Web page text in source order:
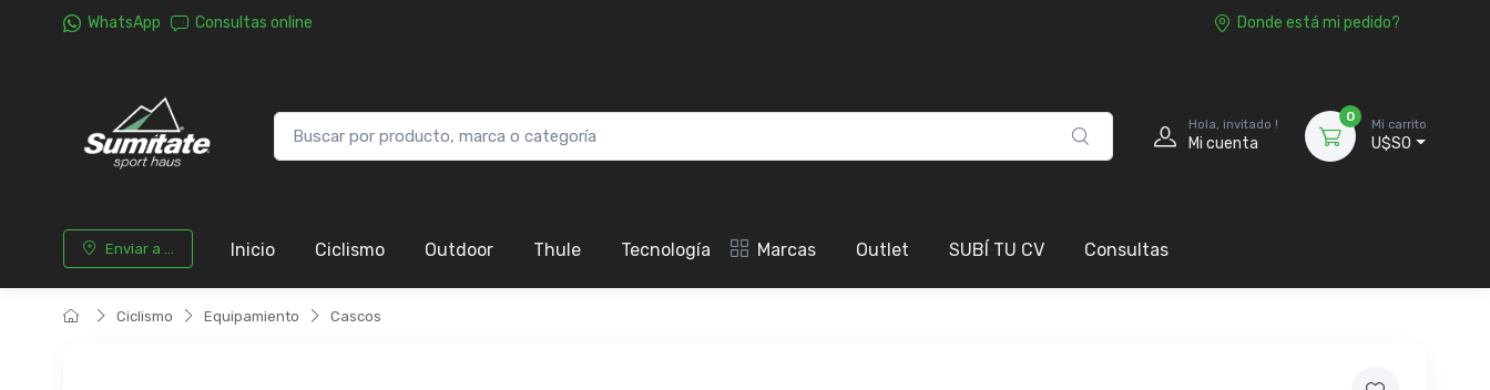
WhatsApp Consultas online Donde está mi pedido?
Hola, invitado !
Mi cuenta
0
Mi carrito
U$S0
Enviar a ... Inicio Ciclismo Outdoor Thule Tecnología Marcas Outlet SUBÍ TU CV Consultas
Ciclismo Equipamiento Cascos